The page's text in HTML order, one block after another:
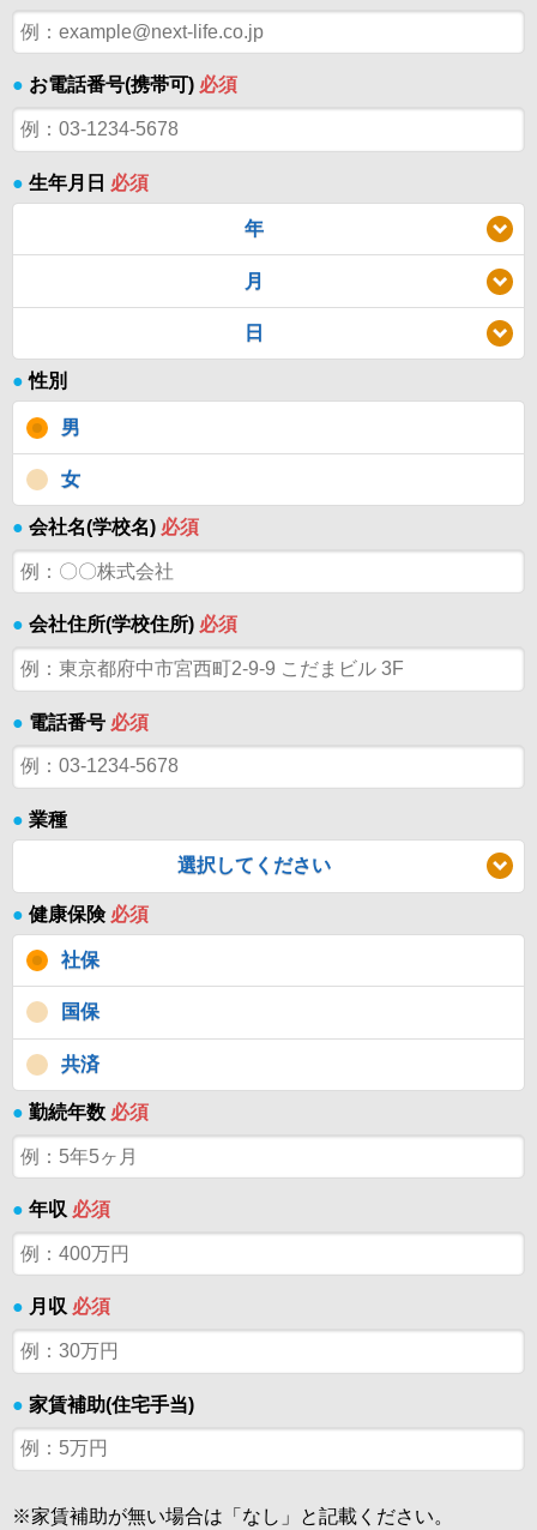
● お電話番号(携帯可) 必須
● 生年月日 必須
年
月
日
● 性別
男
女
● 会社名(学校名) 必須
● 会社住所(学校住所) 必須
● 電話番号 必須
● 業種
選択してください
● 健康保険 必須
社保
国保
共済
● 勤続年数 必須
● 年収 必須
● 月収 必須
● 家賃補助(住宅手当)
※家賃補助が無い場合は「なし」と記載ください。